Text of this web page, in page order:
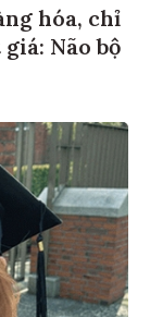
hóa, chỉ
Não bộ